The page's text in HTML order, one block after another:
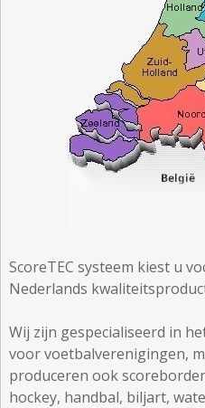
ScoreTEC systeem kiest u
Nederlands
Wij zijn gespecialiseerd in
voor voetbalverenigingen,
produceren ook
hockey, handbal, biljart,